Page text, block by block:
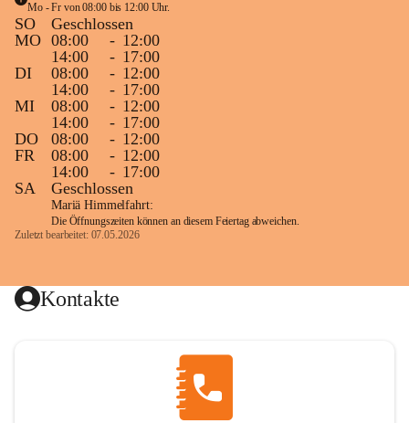
Mo - Fr von 08:00 bis 12:00 Uhr.
SO
Geschlossen
MO 08:00 - 12:00
14:00
- 17:00
DI
08:00 - 12:00
14:00
- 17:00
MI
08:00 - 12:00
14:00
- 17:00
DO
08:00 - 12:00
FR
08:00 - 12:00
14:00
- 17:00
SA
Geschlossen
Mariä Himmelfahrt:
Die Öffnungszeiten können an diesem Feiertag abweichen.
Zuletzt bearbeitet: 07.05.2026
Kontakte